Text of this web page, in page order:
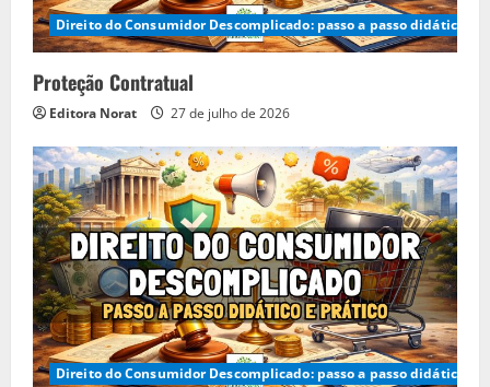
Direito do Consumidor Descomplicado: passo a passo didático e
Proteção Contratual
Editora Norat 27 de julho de 2026
Direito do Consumidor Descomplicado: passo a passo didático e